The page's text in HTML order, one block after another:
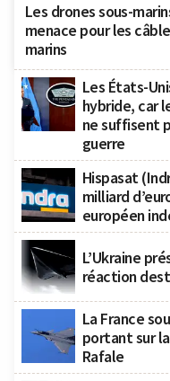
Les drones sous-
menace pour les
marins
Les États-
hybride, car
ne suffisent
guerre
Hispasat
milliard
européen
L’Ukraine
réaction
La France
portant sur
Rafale